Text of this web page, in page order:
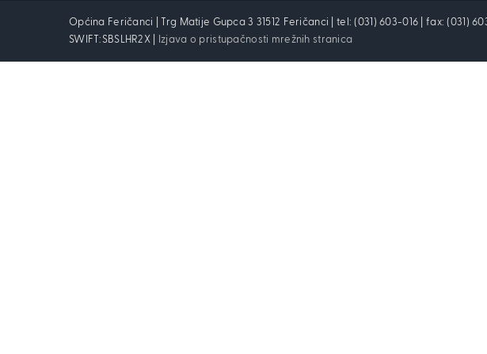
Općina Feričanci | Trg Matije Gupca 3 31512 Feričanci | tel: (031) 603-016 | fax: (031)
SWIFT:SBSLHR2X |
Izjava o pristupačnosti mrežnih stranica